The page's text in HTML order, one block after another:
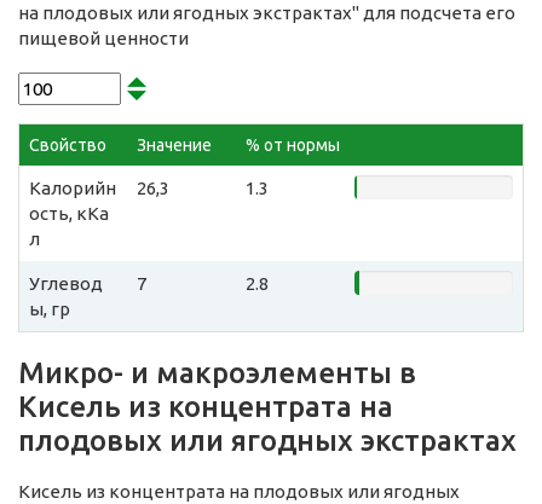
на плодовых или ягодных экстрактах" для подсчета его
пищевой ценности
Свойство Значение % от нормы
Калорийн
ость, кКа
л
26,3 1.3
Углевод
ы, гр
7 2.8
Микро- и макроэлементы в
Кисель из концентрата на
плодовых или ягодных экстрактах
Кисель из концентрата на плодовых или ягодных